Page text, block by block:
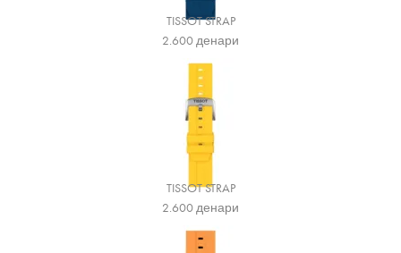
TISSOT STRAP
2.600денари
TISSOT STRAP
2.600денари